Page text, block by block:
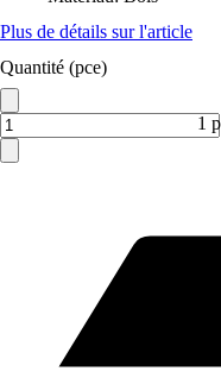
Plus de détails sur l'article
Quantité (pce)
1